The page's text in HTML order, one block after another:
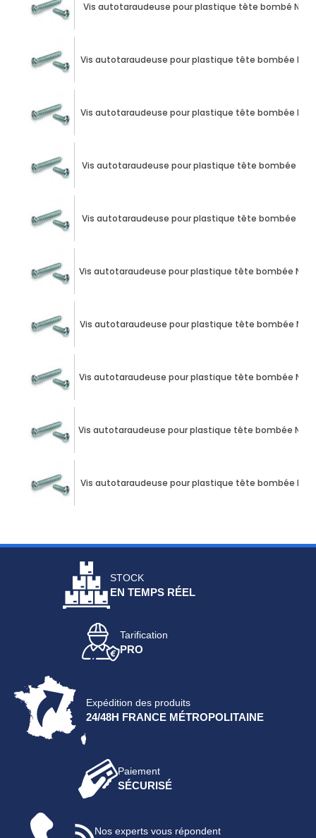
Vis autotaraudeuse pour plastique tête bombé N°2
Vis autotaraudeuse pour plastique tête bombée N°2
Vis autotaraudeuse pour plastique tête bombée N°2
Vis autotaraudeuse pour plastique tête bombée N°2
Vis autotaraudeuse pour plastique tête bombée N°2
Vis autotaraudeuse pour plastique tête bombée N°4
Vis autotaraudeuse pour plastique tête bombée N°4
Vis autotaraudeuse pour plastique tête bombée N°4
Vis autotaraudeuse pour plastique tête bombée N°4
Vis autotaraudeuse pour plastique tête bombée N°4
STOCK
EN TEMPS RÉEL
Tarification
PRO
Expédition des produits
24/48H FRANCE MÉTROPOLITAINE
Paiement
SÉCURISÉ
Nos experts vous répondent